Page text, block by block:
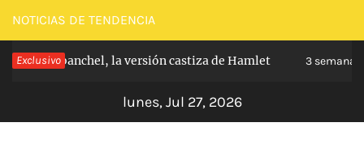
Saltar
al
contenido
NOTICIAS DE TENDENCIA
Exclusivo
de Carabanchel, la versión castiza de Hamlet 3 semanas
lunes, Jul 27, 2026